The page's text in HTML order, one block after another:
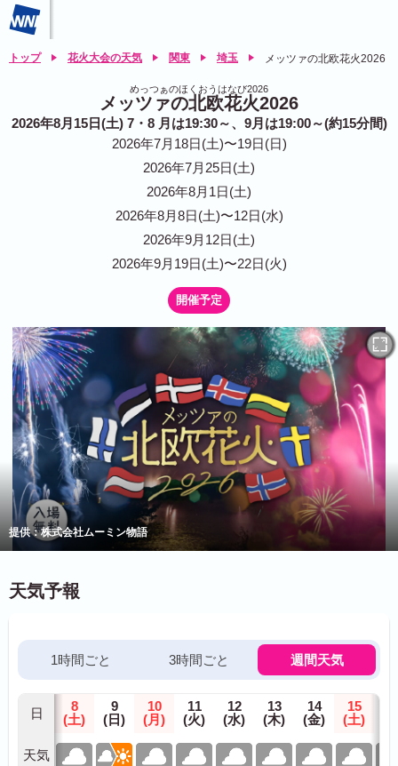
トップ 花火大会の天気 関東 埼玉 メッツァの北欧花火2026
めっつぁのほくおうはなび2026
メッツァの北欧花火2026
2026年8月15日(土) 7・8 月は19:30～、9月は19:00～(約15分間)
2026年7月18日(土)〜19日(日)
2026年7月25日(土)
2026年8月1日(土)
2026年8月8日(土)〜12日(水)
2026年9月12日(土)
2026年9月19日(土)〜22日(火)
開催予定
提供：株式会社ムーミン物語
天気予報
1時間ごと 3時間ごと 週間天気
日
天気
8
(土)
9
(日)
10
(月)
11
(火)
12
(水)
13
(木)
14
(金)
15
(土)